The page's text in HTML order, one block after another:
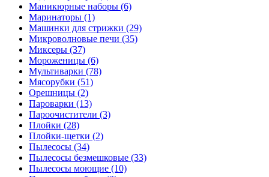
Маникюрные наборы (6)
Маринаторы (1)
Машинки для стрижки (29)
Микроволновые печи (35)
Миксеры (37)
Мороженицы (6)
Мультиварки (78)
Мясорубки (51)
Орешницы (2)
Пароварки (13)
Пароочистители (3)
Плойки (28)
Плойки-щетки (2)
Пылесосы (34)
Пылесосы безмешковые (33)
Пылесосы моющие (10)